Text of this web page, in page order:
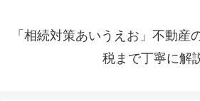
「相続対策あいうえお」不動産
税まで丁寧に解